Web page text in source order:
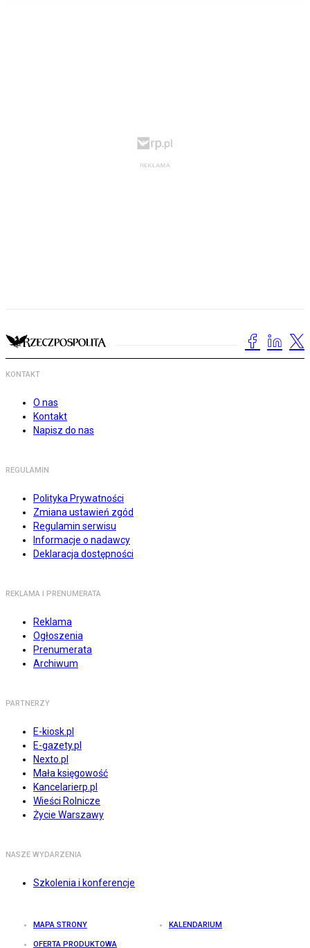
KONTAKT
O nas
Kontakt
Napisz do nas
REGULAMIN
Polityka Prywatności
Zmiana ustawień zgód
Regulamin serwisu
Informacje o nadawcy
Deklaracja dostępności
REKLAMA I PRENUMERATA
Reklama
Ogłoszenia
Prenumerata
Archiwum
PARTNERZY
E-kiosk.pl
E-gazety.pl
Nexto.pl
Mała księgowość
Kancelarierp.pl
Wieści Rolnicze
Życie Warszawy
NASZE WYDARZENIA
Szkolenia i konferencje
MAPA STRONY KALENDARIUM
OFERTA PRODUKTOWA